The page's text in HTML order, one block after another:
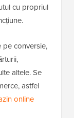
cu propriul
pe conversie,
altele. Se
astfel
online